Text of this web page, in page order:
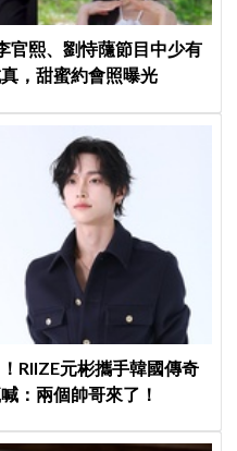
官熙、劉恃蘟節目中少有
，甜蜜約會照曝光
RIIZE元彬攜手韓國傳奇
：兩個帥哥來了！